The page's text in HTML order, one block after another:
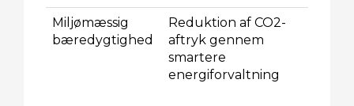
Miljømæssig
bæredygtighed
Reduktion af CO2-
aftryk gennem
smartere
energiforvaltning